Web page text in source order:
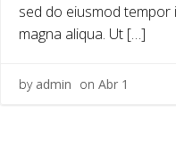
sed do eiusmod
magna aliqua. Ut […]
by admin on Abr 1